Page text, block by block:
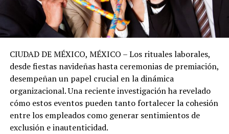
CIUDAD DE MÉXICO, MÉXICO – Los rituales laborales,
desde fiestas navideñas hasta ceremonias de premiación,
desempeñan un papel crucial en la dinámica
organizacional. Una reciente investigación ha revelado
cómo estos eventos pueden tanto fortalecer la cohesión
entre los empleados como generar sentimientos de
exclusión e inautenticidad.